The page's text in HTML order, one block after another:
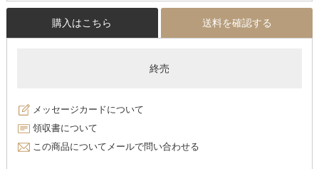
購入はこちら 送料を確認する
終売
メッセージカードについて
領収書について
この商品についてメールで問い合わせる